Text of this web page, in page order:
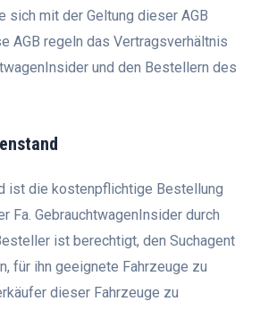
sich mit der Geltung dieser AGB
AGB regeln das Vertragsverhältnis
und den Bestellern des
ist die kostenpflichtige Bestellung
Fa. GebrauchtwagenInsider durch
ist berechtigt, den Suchagent
für ihn geeignete Fahrzeuge zu
dieser Fahrzeuge zu